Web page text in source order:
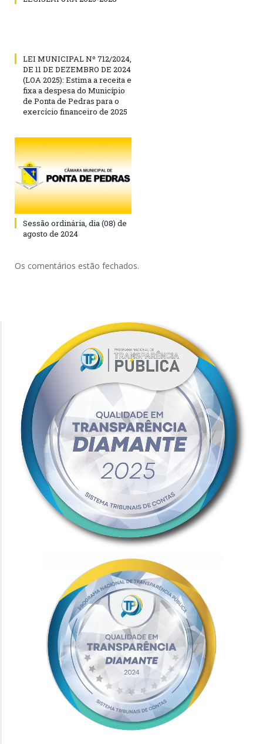
LEI MUNICIPAL Nº 712/2024,
DE 11 DE DEZEMBRO DE 2024
(LOA 2025): Estima a receita e
fixa a despesa do Município
de Ponta de Pedras para o
exercício financeiro de 2025
Sessão ordinária, dia (08) de
agosto de 2024
Os comentários estão fechados.